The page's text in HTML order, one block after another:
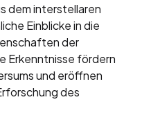
dem interstellaren
Einblicke in die
der
Erkenntnisse fördern
und eröffnen
des